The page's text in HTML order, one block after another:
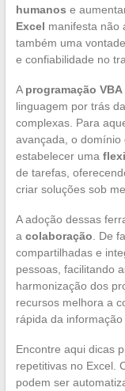
humanos e
Excel manifesta não
também uma
e confiabilidade no
A programação VBA
linguagem por trás
complexas. Para
avançada, o domínio
estabelecer uma
de tarefas,
criar soluções sob
A adoção dessas
a colaboração . De
compartilhadas e
pessoas, facilitando
harmonização dos
recursos melhora a
rápida da informação
Encontre aqui dicas
repetitivas no Excel.
podem ser